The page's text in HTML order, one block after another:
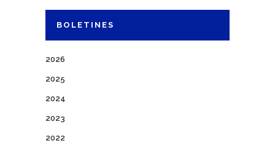
BOLETINES
2026
2025
2024
2023
2022